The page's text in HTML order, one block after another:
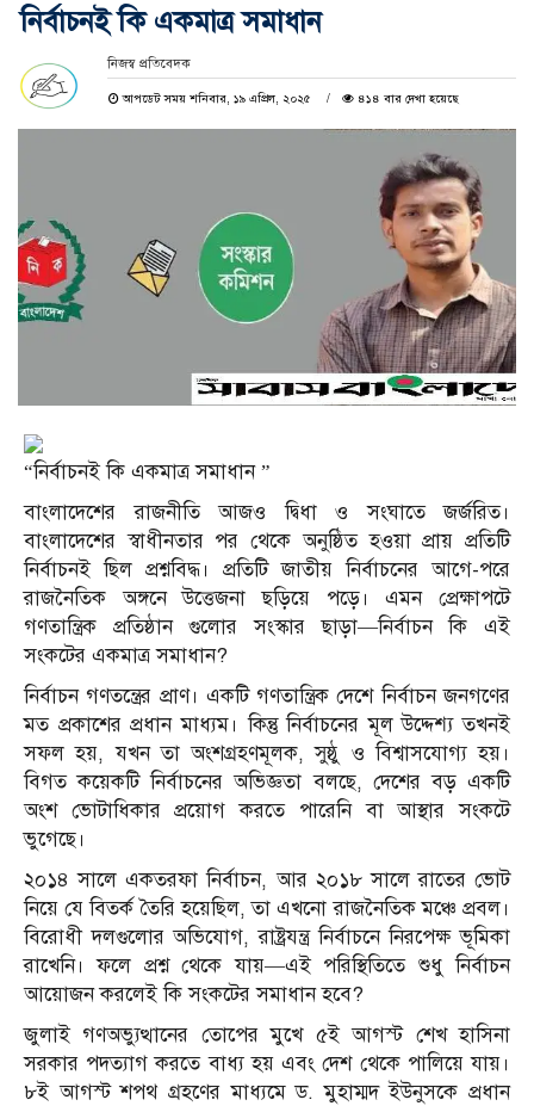
নির্বাচনই কি একমাত্র সমাধান
নিজস্ব প্রতিবেদক
আপডেট সময় শনিবার, ১৯ এপ্রিল, ২০২৫ ৪১৪ বার দেখা হয়েছে
“নির্বাচনই কি একমাত্র সমাধান ”
বাংলাদেশের রাজনীতি আজও দ্বিধা ও সংঘাতে জর্জরিত।
বাংলাদেশের স্বাধীনতার পর থেকে অনুষ্ঠিত হওয়া প্রায় প্রতিটি
নির্বাচনই ছিল প্রশ্নবিদ্ধ। প্রতিটি জাতীয় নির্বাচনের আগে-পরে
রাজনৈতিক অঙ্গনে উত্তেজনা ছড়িয়ে পড়ে। এমন প্রেক্ষাপটে
গণতান্ত্রিক প্রতিষ্ঠান গুলোর সংস্কার ছাড়া—নির্বাচন কি এই
সংকটের একমাত্র সমাধান?
নির্বাচন গণতন্ত্রের প্রাণ। একটি গণতান্ত্রিক দেশে নির্বাচন জনগণের
মত প্রকাশের প্রধান মাধ্যম। কিন্তু নির্বাচনের মূল উদ্দেশ্য তখনই
সফল হয়, যখন তা অংশগ্রহণমূলক, সুষ্ঠু ও বিশ্বাসযোগ্য হয়।
বিগত কয়েকটি নির্বাচনের অভিজ্ঞতা বলছে, দেশের বড় একটি
অংশ ভোটাধিকার প্রয়োগ করতে পারেনি বা আস্থার সংকটে
ভুগেছে।
২০১৪ সালে একতরফা নির্বাচন, আর ২০১৮ সালে রাতের ভোট
নিয়ে যে বিতর্ক তৈরি হয়েছিল, তা এখনো রাজনৈতিক মঞ্চে প্রবল।
বিরোধী দলগুলোর অভিযোগ, রাষ্ট্রযন্ত্র নির্বাচনে নিরপেক্ষ ভূমিকা
রাখেনি। ফলে প্রশ্ন থেকে যায়—এই পরিস্থিতিতে শুধু নির্বাচন
আয়োজন করলেই কি সংকটের সমাধান হবে?
জুলাই গণঅভ্যুত্থানের তোপের মুখে ৫ই আগস্ট শেখ হাসিনা
সরকার পদত্যাগ করতে বাধ্য হয় এবং দেশ থেকে পালিয়ে যায়।
৮ই আগস্ট শপথ গ্রহণের মাধ্যমে ড. মুহাম্মদ ইউনুসকে প্রধান